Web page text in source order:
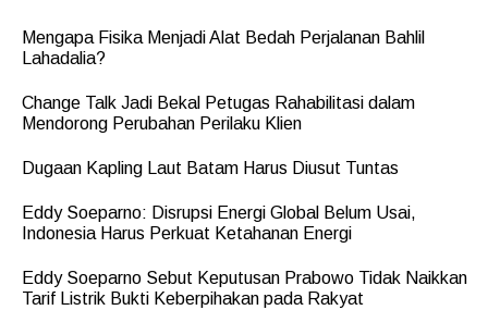
Mengapa Fisika Menjadi Alat Bedah Perjalanan Bahlil
Lahadalia?
Change Talk Jadi Bekal Petugas Rahabilitasi dalam
Mendorong Perubahan Perilaku Klien
Dugaan Kapling Laut Batam Harus Diusut Tuntas
Eddy Soeparno: Disrupsi Energi Global Belum Usai,
Indonesia Harus Perkuat Ketahanan Energi
Eddy Soeparno Sebut Keputusan Prabowo Tidak Naikkan
Tarif Listrik Bukti Keberpihakan pada Rakyat